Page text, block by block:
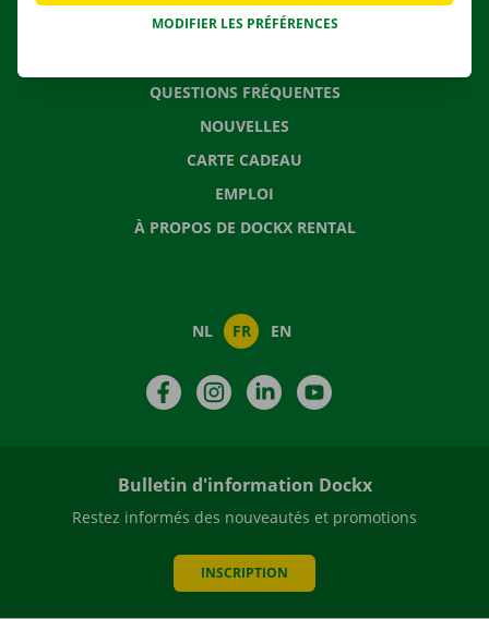
QUESTIONS FRÉQUENTES
NOUVELLES
CARTE CADEAU
EMPLOI
À PROPOS DE DOCKX RENTAL
NL FR EN
FacebookInstagramLinkedIn
Bulletin d'information Dockx
Restez informés des nouveautés et promotions
INSCRIPTION
MODIFIER LES PRÉFÉRENCES